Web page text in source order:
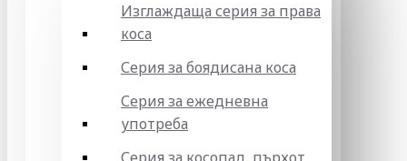
Изглаждаща серия за права
коса
Серия за боядисана коса
Серия за ежедневна
употреба